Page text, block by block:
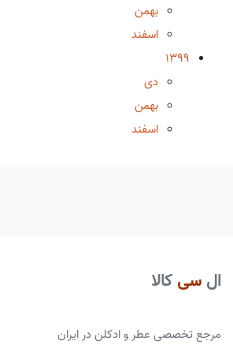
بهمن
اسفند
1399
دی
بهمن
اسفند
ال سی کالا
مرجع تخصصی عطر و ادکلن در ایران